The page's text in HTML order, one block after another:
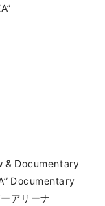
& Documentary
Documentary
アリーナ